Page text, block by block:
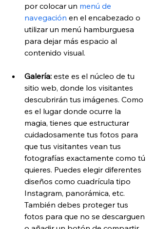
por colocar un menú de
navegación en el encabezado o
utilizar un menú hamburguesa
para dejar más espacio al
contenido visual.
Galería: este es el núcleo de tu
sitio web, donde los visitantes
descubrirán tus imágenes. Como
es el lugar donde ocurre la
magia, tienes que estructurar
cuidadosamente tus fotos para
que tus visitantes vean tus
fotografías exactamente como tú
quieres. Puedes elegir diferentes
diseños como cuadrícula tipo
Instagram, panorámica, etc.
También debes proteger tus
fotos para que no se descarguen